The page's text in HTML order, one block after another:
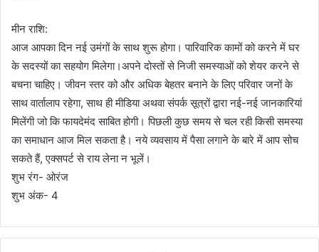
मीन राशि:
आज आपका दिन नई उमंगों के साथ शुरू होगा। पारिवारिक कामों को करने में घर
के सदस्यों का सहयोग मिलेगा।अपने दोस्तों से निजी समस्याओं को शेयर करने से
बचना चाहिए। जीवन स्तर को और अधिक बेहतर बनाने के लिए परिवार जनों के
साथ वार्तालाप रहेगा, साथ ही मीडिया अथवा संपर्क सूत्रों द्वारा नई-नई जानकारियां
मिलेंगी जो कि फायदेमंद साबित होगी। पिछली कुछ समय से चल रही किसी समस्या
का समाधान आज मिल सकता है। नये व्यवसाय में पैसा लगाने के बारे में आप सोच
सकते हैं, एक्सपर्ट से राय लेना न भूलें।
शुभ रंग- ओरंज
शुभ अंक- 4